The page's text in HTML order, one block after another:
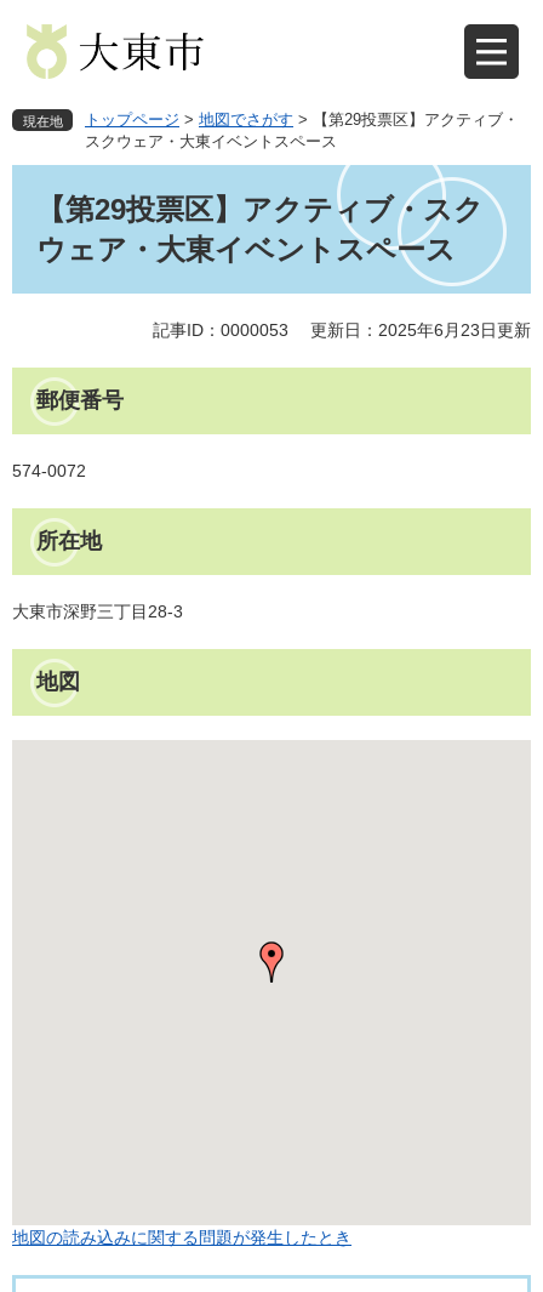
先
で
を
ば
へ
現在地 トップページ > 地図でさがす >
【第29投票区】アクティブ・
スクウェア・大東イベントスペース
【第29投票区】アクティブ・スク
ウェア・大東イベントスペース
記事ID：0000053 更新日：2025年6月23日更新
郵便番号
574-0072
所在地
大東市深野三丁目28-3
地図
地図の読み込みに関する問題が発生したとき